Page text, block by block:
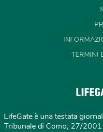
TERMINI
LifeGate è una testata
Tribunale di Como, 27/2001